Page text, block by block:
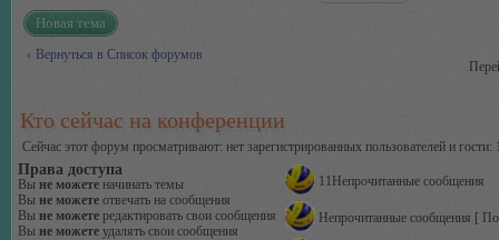
Новая тема
Вернуться в Список форумов
Кто сейчас на конференции
Сейчас этот форум просматривают: нет зарегистрированных пользователей и гости:
Права доступа
Вы не можете начинать темы
Вы не можете отвечать на сообщения
Вы не можете редактировать свои сообщения
Вы не можете удалять свои сообщения
11Непрочитанные сообщения
Непрочитанные сообщения [